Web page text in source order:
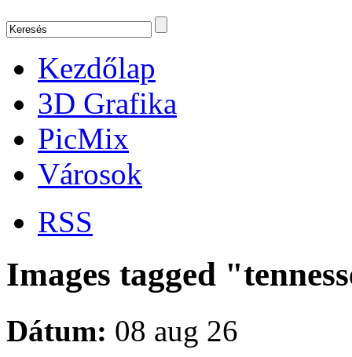
Kezdőlap
3D Grafika
PicMix
Városok
RSS
Images tagged
Dátum: 08 aug 26